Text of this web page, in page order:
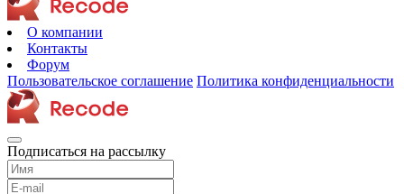
О компании
Контакты
Форум
Пользовательское соглашение Политика конфиденциальности
Подписаться на рассылку